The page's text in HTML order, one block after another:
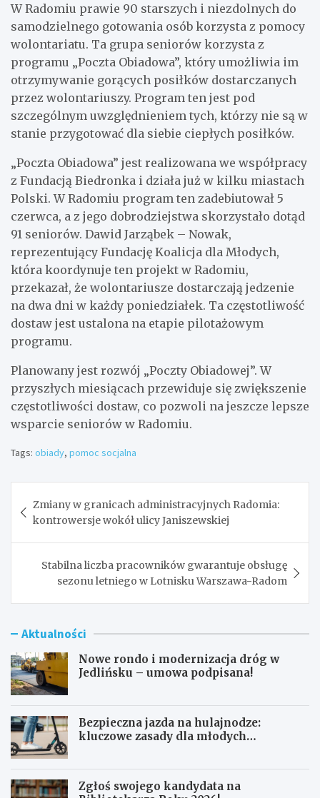
W Radomiu prawie 90 starszych i niezdolnych do
samodzielnego gotowania osób korzysta z pomocy
wolontariatu. Ta grupa seniorów korzysta z
programu „Poczta Obiadowa”, który umożliwia im
otrzymywanie gorących posiłków dostarczanych
przez wolontariuszy. Program ten jest pod
szczególnym uwzględnieniem tych, którzy nie są w
stanie przygotować dla siebie ciepłych posiłków.
„Poczta Obiadowa” jest realizowana we współpracy
z Fundacją Biedronka i działa już w kilku miastach
Polski. W Radomiu program ten zadebiutował 5
czerwca, a z jego dobrodziejstwa skorzystało dotąd
91 seniorów. Dawid Jarząbek – Nowak,
reprezentujący Fundację Koalicja dla Młodych,
która koordynuje ten projekt w Radomiu,
przekazał, że wolontariusze dostarczają jedzenie
na dwa dni w każdy poniedziałek. Ta częstotliwość
dostaw jest ustalona na etapie pilotażowym
programu.
Planowany jest rozwój „Poczty Obiadowej”. W
przyszłych miesiącach przewiduje się zwiększenie
częstotliwości dostaw, co pozwoli na jeszcze lepsze
wsparcie seniorów w Radomiu.
Tags: obiady, pomoc socjalna
wpisu
Zmiany w granicach administracyjnych Radomia:
kontrowersje wokół ulicy Janiszewskiej
Stabilna liczba pracowników gwarantuje obsługę
sezonu letniego w Lotnisku Warszawa-Radom
Aktualności
Nowe rondo i modernizacja dróg w
Jedlińsku – umowa podpisana!
Bezpieczna jazda na hulajnodze:
kluczowe zasady dla młodych
Zgłoś swojego kandydata na